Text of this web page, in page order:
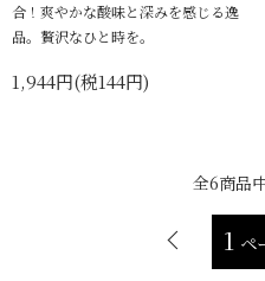
合！爽やかな酸味と深みを感じる逸
品。贅沢なひと時を。
1,944円(税144円)
全6商品
1 ペ